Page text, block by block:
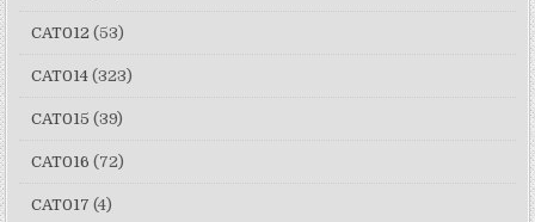
CAT012 (53)
CAT014 (323)
CAT015 (39)
CAT016 (72)
CAT017 (4)